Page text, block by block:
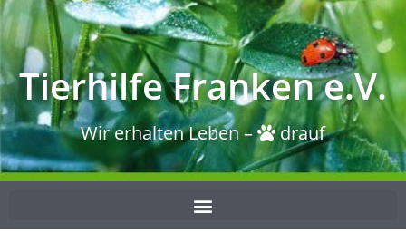
Tierhilfe Franken e.V.
Wir erhalten Leben – drauf